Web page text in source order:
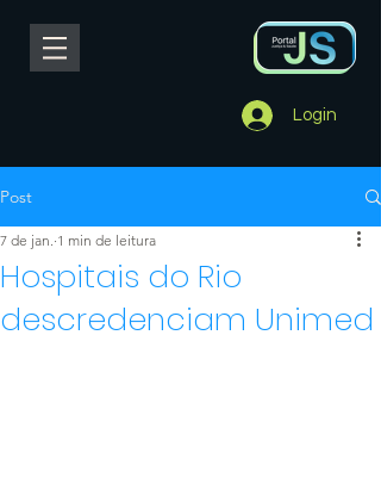
Login
Post
Hospitais do Rio
descredenciam Unimed
7 de jan. 1 min de leitura